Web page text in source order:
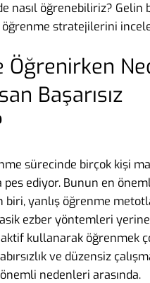
nasıl öğrenebiliriz? Gelin
stratejilerini
Öğrenirken
Başarısız
sürecinde birçok kişi
pes ediyor. Bunun en
biri, yanlış öğrenme
ezber yöntemleri
kullanarak öğrenmek
ve düzensiz
önemli nedenleri arasında.